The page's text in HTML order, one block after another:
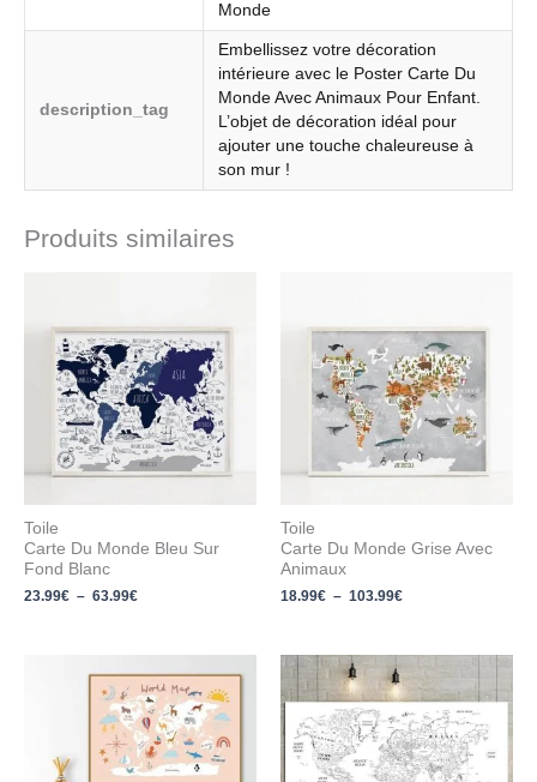
Monde
description_tag
Embellissez votre décoration
intérieure avec le Poster Carte Du
Monde Avec Animaux Pour Enfant.
L’objet de décoration idéal pour
ajouter une touche chaleureuse à
son mur !
Produits similaires
Toile
Carte Du Monde Bleu Sur
Fond Blanc
23.99€ – 63.99€
23.99€
à
63.99€
Toile
Carte Du Monde Grise Avec
Animaux
18.99€ – 103.99€
18.99€
à
103.99€
de
prix :
23.99€
à
43.99€